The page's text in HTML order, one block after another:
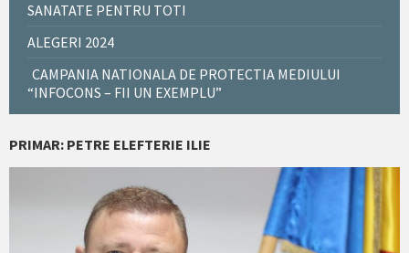
SANATATE PENTRU TOTI
ALEGERI 2024
CAMPANIA NATIONALA DE PROTECTIA MEDIULUI
“INFOCONS – FII UN EXEMPLU”
PRIMAR: PETRE ELEFTERIE ILIE